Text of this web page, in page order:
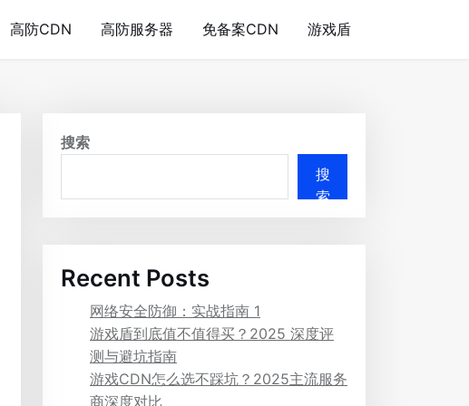
高防CDN 高防服务器 免备案CDN 游戏盾
搜索
搜
索
Recent Posts
网络安全防御：实战指南 1
游戏盾到底值不值得买？2025 深度评
测与避坑指南
游戏CDN怎么选不踩坑？2025主流服务
商深度对比